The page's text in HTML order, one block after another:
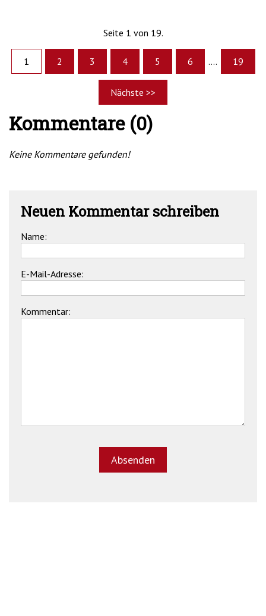
Seite 1 von 19.
1 2 3 4 5 6 .... 19
Nächste >>
Kommentare (0)
Keine Kommentare gefunden!
Neuen Kommentar schreiben
Name:
E-Mail-Adresse:
Kommentar: